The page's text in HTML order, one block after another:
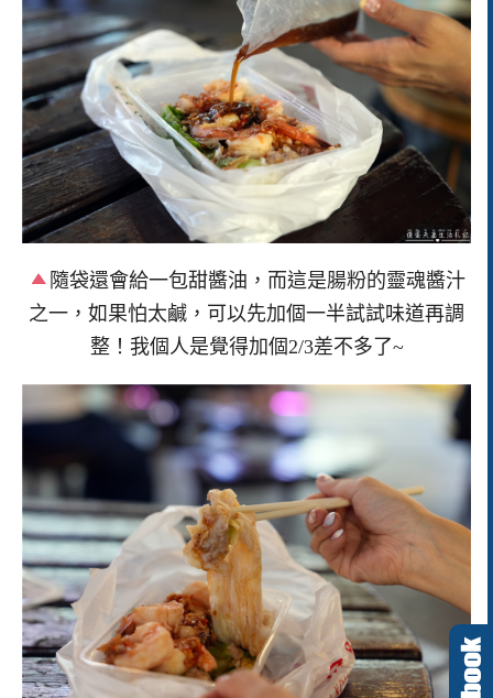
隨袋還會給一包甜醬油，而這是腸粉的靈魂醬汁
之一，如果怕太鹹，可以先加個一半試試味道再調
整！我個人是覺得加個2/3差不多了~